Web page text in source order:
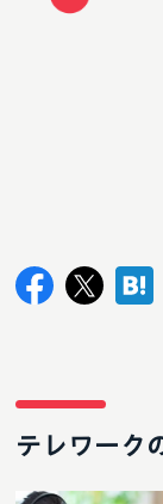
テレワーク